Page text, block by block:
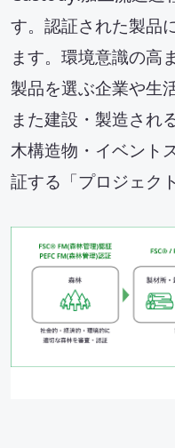
業務連携
す。認証された製品
ます。環境意識の高
製品を選ぶ企業や生
また建設・製造され
木構造物・イベント
証する「プロジェク